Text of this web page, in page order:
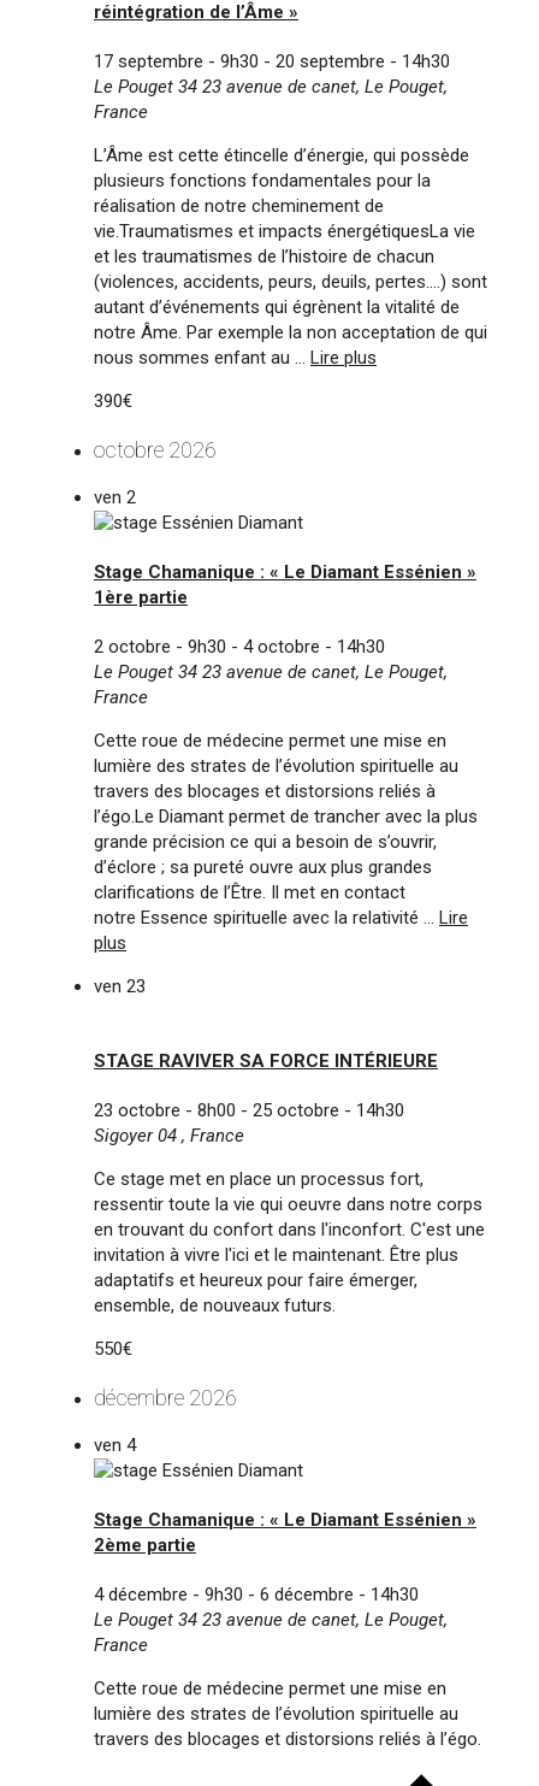
réintégration de l’Âme »
17 septembre - 9h30 - 20 septembre - 14h30
Le Pouget 34 23 avenue de canet, Le Pouget,
France
L’Âme est cette étincelle d’énergie, qui possède
plusieurs fonctions fondamentales pour la
réalisation de notre cheminement de
vie.Traumatismes et impacts énergétiquesLa vie
et les traumatismes de l’histoire de chacun
(violences, accidents, peurs, deuils, pertes….) sont
autant d’événements qui égrènent la vitalité de
notre Âme. Par exemple la non acceptation de qui
nous sommes enfant au ... Lire plus
390€
octobre 2026
ven 2
Stage Chamanique : « Le Diamant Essénien »
1ère partie
2 octobre - 9h30 - 4 octobre - 14h30
Le Pouget 34 23 avenue de canet, Le Pouget,
France
Cette roue de médecine permet une mise en
lumière des strates de l’évolution spirituelle au
travers des blocages et distorsions reliés à
l’égo.Le Diamant permet de trancher avec la plus
grande précision ce qui a besoin de s’ouvrir,
d’éclore ; sa pureté ouvre aux plus grandes
clarifications de l’Être. Il met en contact
notre Essence spirituelle avec la relativité ... Lire
plus
ven 23
STAGE RAVIVER SA FORCE INTÉRIEURE
23 octobre - 8h00 - 25 octobre - 14h30
Sigoyer 04 , France
Ce stage met en place un processus fort,
ressentir toute la vie qui oeuvre dans notre corps
en trouvant du confort dans l'inconfort. C'est une
invitation à vivre l'ici et le maintenant. Être plus
adaptatifs et heureux pour faire émerger,
ensemble, de nouveaux futurs.
550€
décembre 2026
ven 4
Stage Chamanique : « Le Diamant Essénien »
2ème partie
4 décembre - 9h30 - 6 décembre - 14h30
Le Pouget 34 23 avenue de canet, Le Pouget,
France
Cette roue de médecine permet une mise en
lumière des strates de l’évolution spirituelle au
travers des blocages et distorsions reliés à l’égo.